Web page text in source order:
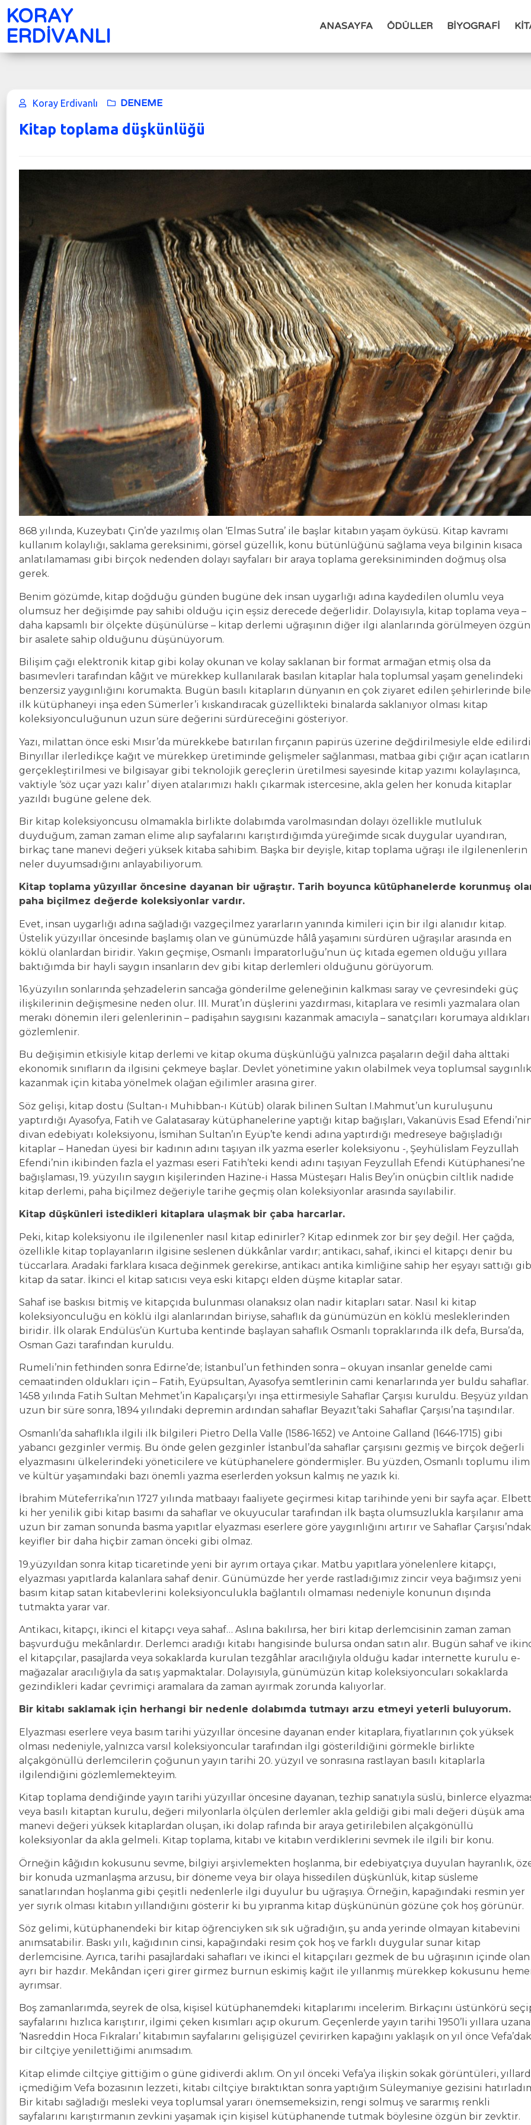
KORAY
ERDİVANLI
ANASAYFA ÖDÜLLER BİYOGRAFİ
Koray Erdivanlı DENEME
Kitap toplama düşkünlüğü
868 yılında, Kuzeybatı Çin’de yazılmış olan ‘Elmas Sutra’ ile başlar kitabın yaşam öyküsü. Kitap kavramı
kullanım kolaylığı, saklama gereksinimi, görsel güzellik, konu bütünlüğünü sağlama veya bilginin kısaca
anlatılamaması gibi birçok nedenden dolayı sayfaları bir araya toplama gereksiniminden doğmuş olsa
gerek.
Benim gözümde, kitap doğduğu günden bugüne dek insan uygarlığı adına kaydedilen olumlu veya
olumsuz her değişimde pay sahibi olduğu için eşsiz derecede değerlidir. Dolayısıyla, kitap toplama veya –
daha kapsamlı bir ölçekte düşünülürse – kitap derlemi uğraşının diğer ilgi alanlarında görülmeyen özgün
bir asalete sahip olduğunu düşünüyorum.
Bilişim çağı elektronik kitap gibi kolay okunan ve kolay saklanan bir format armağan etmiş olsa da
basımevleri tarafından kâğıt ve mürekkep kullanılarak basılan kitaplar hala toplumsal yaşam genelindeki
benzersiz yaygınlığını korumakta. Bugün basılı kitapların dünyanın en çok ziyaret edilen şehirlerinde bile
ilk kütüphaneyi inşa eden Sümerler’i kıskandıracak güzellikteki binalarda saklanıyor olması kitap
koleksiyonculuğunun uzun süre değerini sürdüreceğini gösteriyor.
Yazı, milattan önce eski Mısır’da mürekkebe batırılan fırçanın papirüs üzerine değdirilmesiyle elde
Binyıllar ilerledikçe kağıt ve mürekkep üretiminde gelişmeler sağlanması, matbaa gibi çığır açan icatların
gerçekleştirilmesi ve bilgisayar gibi teknolojik gereçlerin üretilmesi sayesinde kitap yazımı kolaylaşınca,
vaktiyle ‘söz uçar yazı kalır’ diyen atalarımızı haklı çıkarmak istercesine, akla gelen her konuda kitaplar
yazıldı bugüne gelene dek.
Bir kitap koleksiyoncusu olmamakla birlikte dolabımda varolmasından dolayı özellikle mutluluk
duyduğum, zaman zaman elime alıp sayfalarını karıştırdığımda yüreğimde sıcak duygular uyandıran,
birkaç tane manevi değeri yüksek kitaba sahibim. Başka bir deyişle, kitap toplama uğraşı ile ilgilenenlerin
neler duyumsadığını anlayabiliyorum.
Kitap toplama yüzyıllar öncesine dayanan bir uğraştır. Tarih boyunca kütüphanelerde korunmuş
paha biçilmez değerde koleksiyonlar vardır.
Evet, insan uygarlığı adına sağladığı vazgeçilmez yararların yanında kimileri için bir ilgi alanıdır kitap.
Üstelik yüzyıllar öncesinde başlamış olan ve günümüzde hâlâ yaşamını sürdüren uğraşılar arasında en
köklü olanlardan biridir. Yakın geçmişe, Osmanlı İmparatorluğu’nun üç kıtada egemen olduğu yıllara
baktığımda bir hayli saygın insanların dev gibi kitap derlemleri olduğunu görüyorum.
16.yüzyılın sonlarında şehzadelerin sancağa gönderilme geleneğinin kalkması saray ve çevresindeki güç
ilişkilerinin değişmesine neden olur. III. Murat’ın düşlerini yazdırması, kitaplara ve resimli yazmalara olan
merakı dönemin ileri gelenlerinin – padişahın saygısını kazanmak amacıyla – sanatçıları korumaya aldıkları
gözlemlenir.
Bu değişimin etkisiyle kitap derlemi ve kitap okuma düşkünlüğü yalnızca paşaların değil daha alttaki
ekonomik sınıfların da ilgisini çekmeye başlar. Devlet yönetimine yakın olabilmek veya toplumsal saygınlık
kazanmak için kitaba yönelmek olağan eğilimler arasına girer.
Söz gelişi, kitap dostu (Sultan-ı Muhibban-ı Kütüb) olarak bilinen Sultan I.Mahmut’un kuruluşunu
yaptırdığı Ayasofya, Fatih ve Galatasaray kütüphanelerine yaptığı kitap bağışları, Vakanüvis Esad
divan edebiyatı koleksiyonu, İsmihan Sultan’ın Eyüp’te kendi adına yaptırdığı medreseye bağışladığı
kitaplar – Hanedan üyesi bir kadının adını taşıyan ilk yazma eserler koleksiyonu -, Şeyhülislam Feyzullah
Efendi’nin ikibinden fazla el yazması eseri Fatih’teki kendi adını taşıyan Feyzullah Efendi Kütüphanesi’ne
bağışlaması, 19. yüzyılın saygın kişilerinden Hazine-i Hassa Müsteşarı Halis Bey’in onüçbin ciltlik nadide
kitap derlemi, paha biçilmez değeriyle tarihe geçmiş olan koleksiyonlar arasında sayılabilir.
Kitap düşkünleri istedikleri kitaplara ulaşmak bir çaba harcarlar.
Peki, kitap koleksiyonu ile ilgilenenler nasıl kitap edinirler? Kitap edinmek zor bir şey değil. Her çağda,
özellikle kitap toplayanların ilgisine seslenen dükkânlar vardır; antikacı, sahaf, ikinci el kitapçı denir bu
tüccarlara. Aradaki farklara kısaca değinmek gerekirse, antikacı antika kimliğine sahip her eşyayı sattığı
kitap da satar. İkinci el kitap satıcısı veya eski kitapçı elden düşme kitaplar satar.
Sahaf ise baskısı bitmiş ve kitapçıda bulunması olanaksız olan nadir kitapları satar. Nasıl ki kitap
koleksiyonculuğu en köklü ilgi alanlarından biriyse, sahaflık da günümüzün en köklü mesleklerinden
biridir. İlk olarak Endülüs’ün Kurtuba kentinde başlayan sahaflık Osmanlı topraklarında ilk defa, Bursa’da,
Osman Gazi tarafından kuruldu.
Rumeli’nin fethinden sonra Edirne’de; İstanbul’un fethinden sonra – okuyan insanlar genelde cami
cemaatinden oldukları için – Fatih, Eyüpsultan, Ayasofya semtlerinin cami kenarlarında yer buldu sahaflar.
1458 yılında Fatih Sultan Mehmet’in Kapalıçarşı’yı inşa ettirmesiyle Sahaflar Çarşısı kuruldu. Beşyüz yıldan
uzun bir süre sonra, 1894 yılındaki depremin ardından sahaflar Beyazıt’taki Sahaflar Çarşısı’na taşındılar.
Osmanlı’da sahaflıkla ilgili ilk bilgileri Pietro Della Valle (1586-1652) ve Antoine Galland (1646-1715) gibi
yabancı gezginler vermiş. Bu önde gelen gezginler İstanbul’da sahaflar çarşısını gezmiş ve birçok değerli
elyazmasını ülkelerindeki yöneticilere ve kütüphanelere göndermişler. Bu yüzden, Osmanlı toplumu ilim
ve kültür yaşamındaki bazı önemli yazma eserlerden yoksun kalmış ne yazık ki.
İbrahim Müteferrika’nın 1727 yılında matbaayı faaliyete geçirmesi kitap tarihinde yeni bir sayfa açar.
ki her yenilik gibi kitap basımı da sahaflar ve okuyucular tarafından ilk başta olumsuzlukla karşılanır ama
uzun bir zaman sonunda basma yapıtlar elyazması eserlere göre yaygınlığını artırır ve Sahaflar
keyifler bir daha hiçbir zaman önceki gibi olmaz.
19.yüzyıldan sonra kitap ticaretinde yeni bir ayrım ortaya çıkar. Matbu yapıtlara yönelenlere kitapçı,
elyazması yapıtlarda kalanlara sahaf denir. Günümüzde her yerde rastladığımız zincir veya bağımsız yeni
basım kitap satan kitabevlerini koleksiyonculukla bağlantılı olmaması nedeniyle konunun dışında
tutmakta yarar var.
Antikacı, kitapçı, ikinci el kitapçı veya sahaf… Aslına bakılırsa, her biri kitap derlemcisinin zaman zaman
başvurduğu mekânlardır. Derlemci aradığı kitabı hangisinde bulursa ondan satın alır. Bugün sahaf ve
el kitapçılar, pasajlarda veya sokaklarda kurulan tezgâhlar aracılığıyla olduğu kadar internette kurulu e-
mağazalar aracılığıyla da satış yapmaktalar. Dolayısıyla, günümüzün kitap koleksiyoncuları sokaklarda
gezindikleri kadar çevrimiçi aramalara da zaman ayırmak zorunda kalıyorlar.
Bir kitabı saklamak için herhangi bir nedenle dolabımda tutmayı arzu etmeyi yeterli buluyorum.
Elyazması eserlere veya basım tarihi yüzyıllar öncesine dayanan ender kitaplara, fiyatlarının çok yüksek
olması nedeniyle, yalnızca varsıl koleksiyoncular tarafından ilgi gösterildiğini görmekle birlikte
alçakgönüllü derlemcilerin çoğunun yayın tarihi 20. yüzyıl ve sonrasına rastlayan basılı kitaplarla
ilgilendiğini gözlemlemekteyim.
Kitap toplama dendiğinde yayın tarihi yüzyıllar öncesine dayanan, tezhip sanatıyla süslü, binlerce
veya basılı kitaptan kurulu, değeri milyonlarla ölçülen derlemler akla geldiği gibi mali değeri düşük ama
manevi değeri yüksek kitaplardan oluşan, iki dolap rafında bir araya getirilebilen alçakgönüllü
koleksiyonlar da akla gelmeli. Kitap toplama, kitabı ve kitabın verdiklerini sevmek ile ilgili bir konu.
Örneğin kâğıdın kokusunu sevme, bilgiyi arşivlemekten hoşlanma, bir edebiyatçıya duyulan hayranlık,
bir konuda uzmanlaşma arzusu, bir döneme veya bir olaya hissedilen düşkünlük, kitap süsleme
sanatlarından hoşlanma gibi çeşitli nedenlerle ilgi duyulur bu uğraşıya. Örneğin, kapağındaki resmin yer
yer sıyrık olması kitabın yıllandığını gösterir ki bu yıpranma kitap düşkününün gözüne çok hoş görünür.
Söz gelimi, kütüphanendeki bir kitap öğrenciyken sık sık uğradığın, şu anda yerinde olmayan kitabevini
anımsatabilir. Baskı yılı, kağıdının cinsi, kapağındaki resim çok hoş ve farklı duygular sunar kitap
derlemcisine. Ayrıca, tarihi pasajlardaki sahafları ve ikinci el kitapçıları gezmek de bu uğraşının içinde olan
ayrı bir hazdır. Mekândan içeri girer girmez burnun eskimiş kağıt ile yıllanmış mürekkep kokusunu
ayrımsar.
Boş zamanlarımda, seyrek de olsa, kişisel kütüphanemdeki kitaplarımı incelerim. Birkaçını üstünkörü
sayfalarını hızlıca karıştırır, ilgimi çeken kısımları açıp okurum. Geçenlerde yayın tarihi 1950’li yıllara
‘Nasreddin Hoca Fıkraları’ kitabımın sayfalarını gelişigüzel çevirirken kapağını yaklaşık on yıl önce
bir ciltçiye yenilettiğimi anımsadım.
Kitap elimde ciltçiye gittiğim o güne gidiverdi aklım. On yıl önceki Vefa’ya ilişkin sokak görüntüleri,
içmediğim Vefa bozasının lezzeti, kitabı ciltçiye bıraktıktan sonra yaptığım Süleymaniye gezisini
Bir kitabı sağladığı mesleki veya toplumsal yararı önemsemeksizin, rengi solmuş ve sararmış renkli
sayfalarını karıştırmanın zevkini yaşamak için kişisel kütüphanende tutmak böylesine özgün bir zevktir.